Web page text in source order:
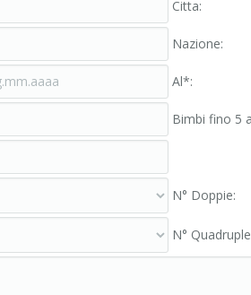
Cittа:
Nazione:
Al*:
Bimbi fino 5
N° Doppie:
N°